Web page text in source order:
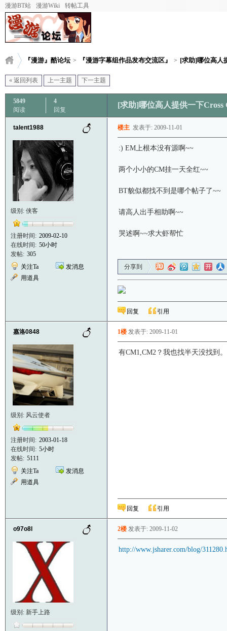
漫游BT站 漫游Wiki 转帖工具
『漫游』酷论坛 > 『漫游字幕组作品发布交流区』 > [求助]哪位高人
« 返回列表 上一主题 下一主题
5849
阅读
4
回复
[求助]哪位高人提供一下
talent1988
级别: 侠客
注册时间: 2009-02-10
在线时间: 50小时
发帖: 305
关注Ta
发消息
用道具
楼主 发表于: 2009-11-01
:) EM上根本没有源啊~~
两个小小的CM挂一天全红~~
BT貌似都找不到是哪个帖子了~~
请高人出手相助啊~~
哭述啊~~求大虾帮忙
分享到
回复 引用
嘉洛0848
级别: 风云使者
注册时间: 2003-01-18
在线时间: 5小时
发帖: 5111
关注Ta
发消息
用道具
1楼 发表于: 2009-11-01
有CM1,CM2？我也找半天没找到
回复 引用
o97o8l
级别: 新手上路
2楼 发表于: 2009-11-02
http://www.jsharer.com/blog/